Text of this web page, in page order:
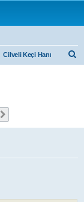
Cilveli Keçi Hanı